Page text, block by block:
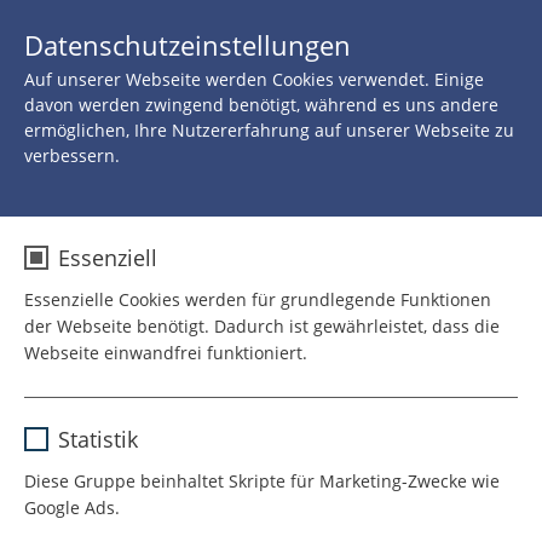
Zurück zu allen Neuigkeiten
08.JUNI 2018
Spenden gegen OP-Angst
Datenschutzeinstellungen
Auf unserer Webseite werden Cookies verwendet. Einige
davon werden zwingend benötigt, während es uns andere
ermöglichen, Ihre Nutzererfahrung auf unserer Webseite zu
verbessern.
Essenziell
Essenzielle Cookies werden für grundlegende Funktionen
der Webseite benötigt. Dadurch ist gewährleistet, dass die
Webseite einwandfrei funktioniert.
Laufzeit
Statistik
Diese Gruppe beinhaltet Skripte für Marketing-Zwecke wie
Google Ads.